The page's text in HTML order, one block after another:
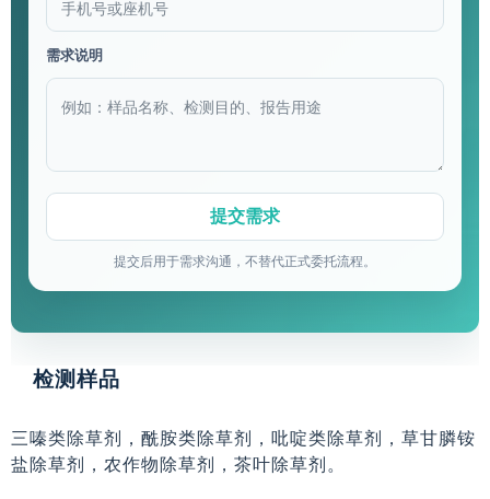
需求说明
提交后用于需求沟通，不替代正式委托流程。
检测样品
三嗪类除草剂，酰胺类除草剂，吡啶类除草剂，草甘膦铵
盐除草剂，农作物除草剂，茶叶除草剂。